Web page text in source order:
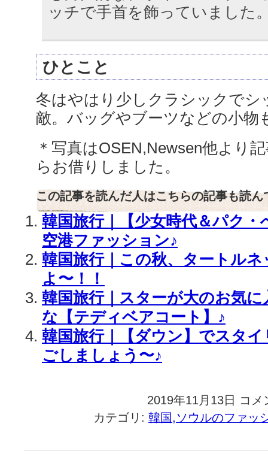
ッチで手首を飾っていました
ひとこと
冬はやはり少しクラシックでシ
敵。バッグやブーツなどの小物
＊写真はOSEN,Newsen他より
らお借りしました。
この記事を読んだ人はこちらの記事も読ん
韓国旅行｜【少女時代＆パク
空港ファッション♪
韓国旅行｜この秋、タートル
よ〜！！
韓国旅行｜スターが大のお気
な【テディベアコート】♪
韓国旅行｜【ダウン】でスタ
ごしましょう〜♪
2019年11月13日
韓
旅
｜
コメ
カテゴリ: 韓国,ソウルのファッ